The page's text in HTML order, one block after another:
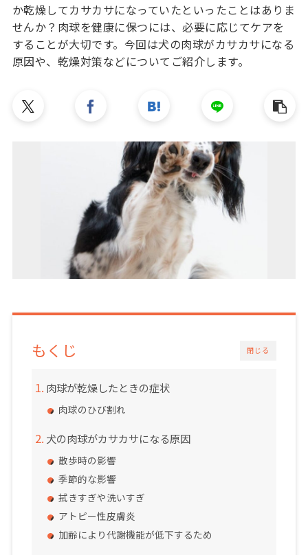
か乾燥してカサカサになっていたといったことはありま
せんか？肉球を健康に保つには、必要に応じてケアを
することが大切です。今回は犬の肉球がカサカサになる
原因や、乾燥対策などについてご紹介します。
閉じる
もくじ
肉球が乾燥したときの症状
肉球のひび割れ
犬の肉球がカサカサになる原因
散歩時の影響
季節的な影響
拭きすぎや洗いすぎ
アトピー性皮膚炎
加齢により代謝機能が低下するため